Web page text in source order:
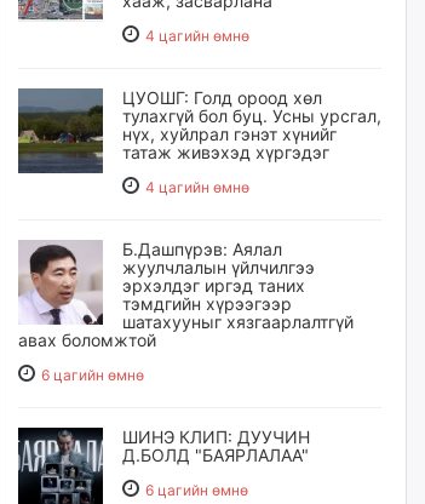
4 цагийн өмнө
ЦУОШГ: Голд ороод хөл
тулахгүй бол буц. Усны урсгал,
нүх, хуйлрал гэнэт хүнийг
татаж живэхэд хүргэдэг
4 цагийн өмнө
Б.Дашпүрэв: Аялал
жуулчлалын үйлчилгээ
эрхэлдэг иргэд таних
тэмдгийн хүрээгээр
шатахууныг хязгаарлалтгүй
авах боломжтой
6 цагийн өмнө
ШИНЭ КЛИП: ДУУЧИН
Д.БОЛД "БАЯРЛАЛАА"
6 цагийн өмнө